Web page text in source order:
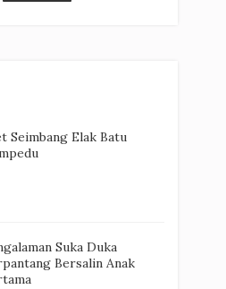
Seimbang Elak Batu
Suka Duka
Bersalin Anak